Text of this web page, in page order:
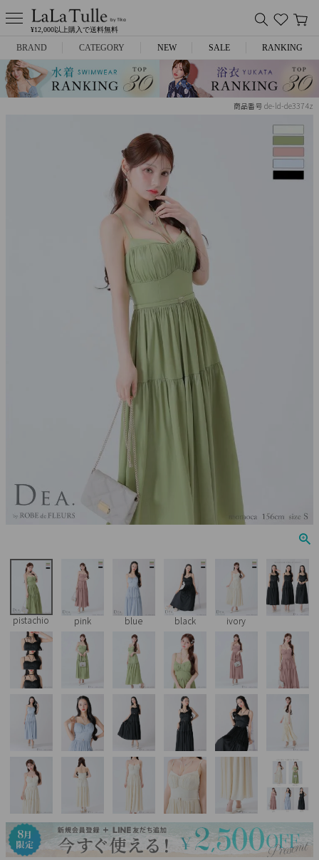
¥12,000以上購入で送料無料
BRAND
Anella
IRMA
JENNNY
COMEX
Rechercher
Pleaser
CATEGORY
ミニドレス
NEW SALE RANKING
商品番号 de-ld-de3374z
pistachio pink blue black ivory